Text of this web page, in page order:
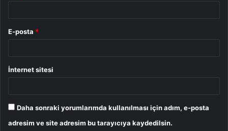
E-posta *
İnternet sitesi
Daha sonraki yorumlarımda kullanılması için adım, e-posta
adresim ve site adresim bu tarayıcıya kaydedilsin.